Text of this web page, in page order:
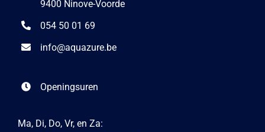
9400 Ninove-Voorde
054 50 01 69
info@aquazure.be
Openingsuren
Ma, Di, Do, Vr, en Za: